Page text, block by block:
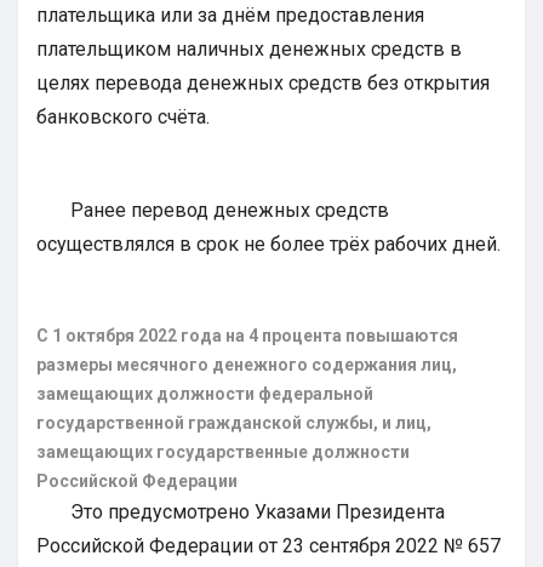
плательщика или за днём предоставления
плательщиком наличных денежных средств в
целях перевода денежных средств без открытия
банковского счёта.
Ранее перевод денежных средств
осуществлялся в срок не более трёх рабочих дней.
С 1 октября 2022 года на 4 процента повышаются
размеры месячного денежного содержания лиц,
замещающих должности федеральной
государственной гражданской службы, и лиц,
замещающих государственные должности
Российской Федерации
Это предусмотрено Указами Президента
Российской Федерации от 23 сентября 2022 № 657